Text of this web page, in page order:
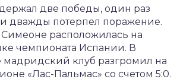
две победы, один раз
дважды потерпел поражение.
расположилась на
чемпионата Испании. В
мадридский клуб разгромил на
«Лас-Пальмас» со счетом 5:0.